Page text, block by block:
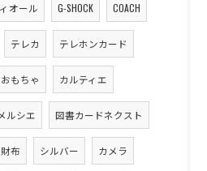
オール G-SHOCK COACH
テレカ テレホンカード
おもちゃ カルティエ
ルシエ 図書カードネクスト
財布 シルバー カメラ